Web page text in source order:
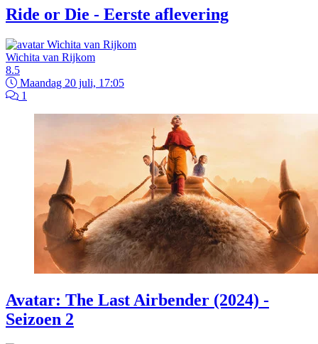
Ride or Die - Eerste aflevering
Wichita van Rijkom
8.5
Maandag 20 juli, 17:05
1
Avatar: The Last Airbender (2024) -
Seizoen 2